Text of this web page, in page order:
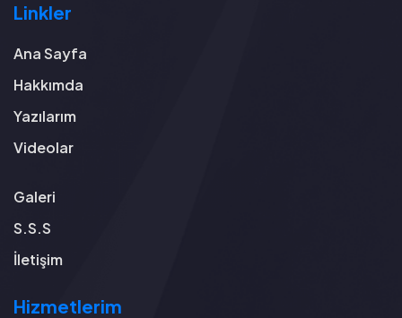
Linkler
Ana Sayfa
Hakkımda
Yazılarım
Videolar
Galeri
S.S.S
İletişim
Hizmetlerim